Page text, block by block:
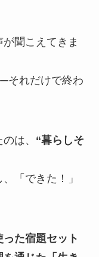
聞こえてきま
それだけで終わ
は、 “暮らしそ
「できた！」
った宿題セット